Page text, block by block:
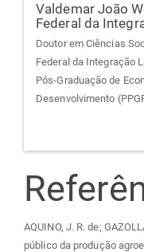
Valdemar João
Federal da
Doutor em Ciências
Federal da Integração
Pós-Graduação de
Desenvolvimento
AQUINO, J. R. de;
público da produção